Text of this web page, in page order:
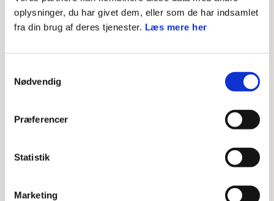
oplysninger, du har givet dem, eller som de har indsamlet
fra din brug af deres tjenester. Læs mere her
Nødvendig
Præferencer
Statistik
Marketing
Kontingent
Muligheden for at prøve spejder, før man melder sig
ind
Link til indmeldelsesformular i Medlemsservice
formularen